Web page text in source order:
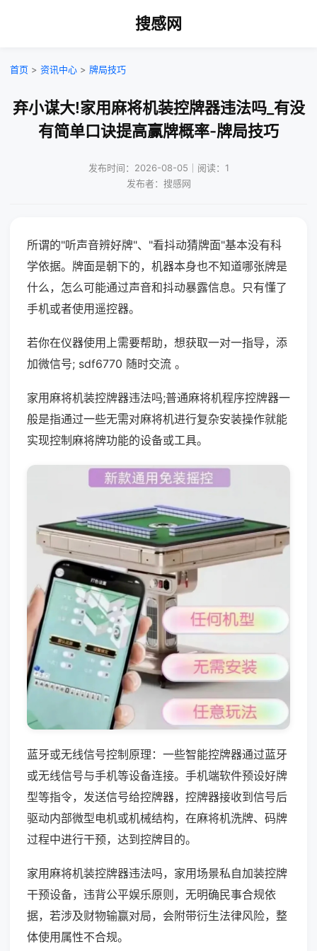
搜感网
首页 > 资讯中心 > 牌局技巧
弃小谋大!家用麻将机装控牌器违法吗_有没
有简单口诀提高赢牌概率-牌局技巧
发布时间：2026-08-05｜阅读：1
发布者：搜感网
所谓的"听声音辨好牌"、"看抖动猜牌面"基本没有科
学依据。牌面是朝下的，机器本身也不知道哪张牌是
什么，怎么可能通过声音和抖动暴露信息。只有懂了
手机或者使用遥控器。
若你在仪器使用上需要帮助，想获取一对一指导，添
加微信号; sdf6770 随时交流 。
家用麻将机装控牌器违法吗;普通麻将机程序控牌器一
般是指通过一些无需对麻将机进行复杂安装操作就能
实现控制麻将牌功能的设备或工具。
蓝牙或无线信号控制原理：一些智能控牌器通过蓝牙
或无线信号与手机等设备连接。手机端软件预设好牌
型等指令，发送信号给控牌器，控牌器接收到信号后
驱动内部微型电机或机械结构，在麻将机洗牌、码牌
过程中进行干预，达到控牌目的。
家用麻将机装控牌器违法吗，家用场景私自加装控牌
干预设备，违背公平娱乐原则，无明确民事合规依
据，若涉及财物输赢对局，会附带衍生法律风险，整
体使用属性不合规。